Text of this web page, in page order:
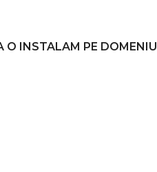
O INSTALAM PE DOMENIU